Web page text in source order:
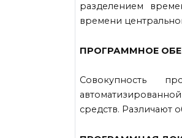
разделением
времени
ПРОГРАММНОЕ
Совокупность
средств. Различают